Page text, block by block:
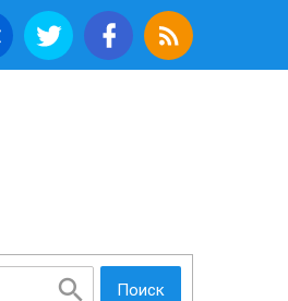
Поиск